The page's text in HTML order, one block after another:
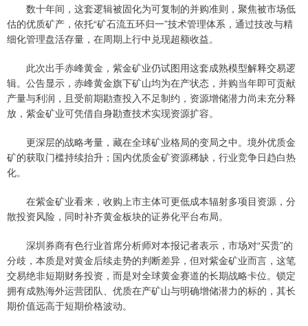
数十年间，这套逻辑被固化为可复制的并购准则，聚焦被市场低
估的优质矿产，依托“矿石流五环归一”技术管理体系，通过技改与精
细化管理盘活存量，在周期上行中兑现超额收益。
此次出手赤峰黄金，紫金矿业仍试图用这套成熟模型解释交易逻
辑。公告显示，赤峰黄金旗下矿山均为在产状态，并购当年即可贡献
产量与利润，且受前期勘查投入不足制约，资源增储潜力尚未充分释
放，紫金矿业可凭借自身勘查技术实现资源扩容。
更深层的战略考量，藏在全球矿业格局的变局之中。境外优质金
矿的获取门槛持续抬升；国内优质金矿资源稀缺，行业竞争日趋白热
化。
在紫金矿业看来，收购上市主体可更低成本辐射多项目资源，分
散投资风险，同时补齐黄金板块的证券化平台布局。
深圳券商有色行业首席分析师对本报记者表示，市场对“买贵”的
分歧，本质是对黄金后续走势的判断差异，但对紫金矿业而言，这笔
交易绝非短期财务投资，而是对全球黄金赛道的长期战略卡位。锁定
拥有成熟海外运营团队、优质在产矿山与明确增储潜力的标的，其长
期价值远高于短期价格波动。